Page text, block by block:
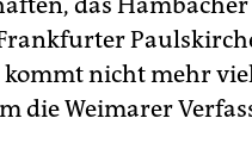
kommt nicht mehr
die Weimarer